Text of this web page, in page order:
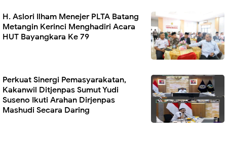
H. Aslori Ilham Menejer PLTA Batang
Metangin Kerinci Menghadiri Acara
HUT Bayangkara Ke 79
Perkuat Sinergi Pemasyarakatan,
Kakanwil Ditjenpas Sumut Yudi
Suseno Ikuti Arahan Dirjenpas
Mashudi Secara Daring